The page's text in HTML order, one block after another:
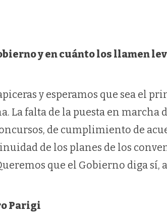
y en cuánto los llamen
y esperamos que sea el
La falta de la puesta en marcha
de cumplimiento de
de los planes de los
que el Gobierno diga sí,
Parigi